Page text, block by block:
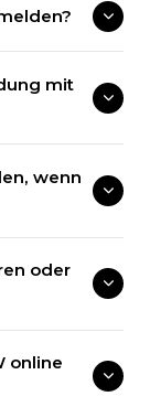
mit
wenn
oder
online